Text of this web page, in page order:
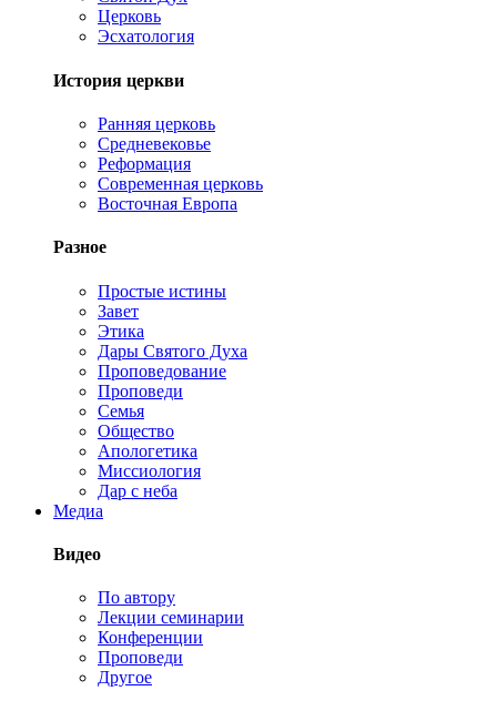
Церковь
Эсхатология
История церкви
Ранняя церковь
Средневековье
Реформация
Современная церковь
Восточная Европа
Разное
Простые истины
Завет
Этика
Дары Святого Духа
Проповедование
Проповеди
Семья
Общество
Апологетика
Миссиология
Дар с неба
Медиа
Видео
По автору
Лекции семинарии
Конференции
Проповеди
Другое